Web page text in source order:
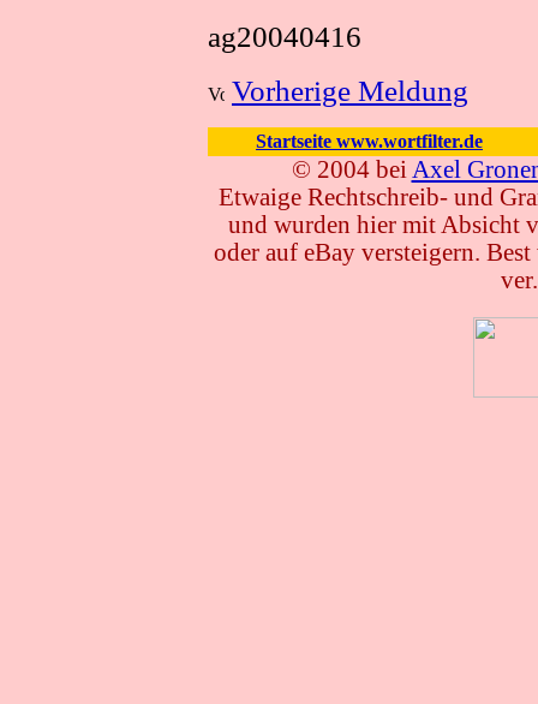
ag20040416
Vorherige Meldung
Startseite www.wortfilter.de
© 2004 bei Axel
Etwaige Rechtschreib- und
und wurden hier mit Absicht
oder auf eBay versteigern.